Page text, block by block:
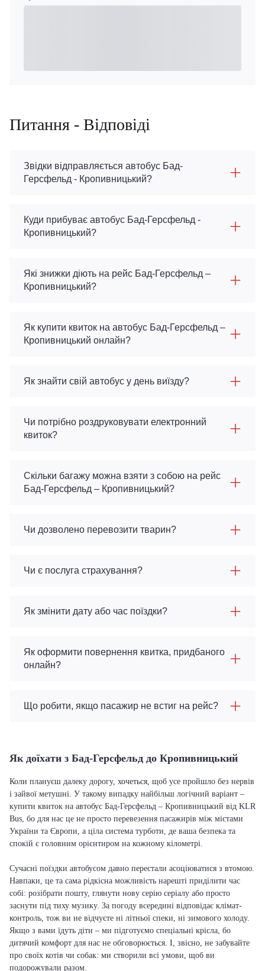
Питання - Відповіді
Звідки відправляється автобус Бад-
Герсфельд - Кропивницький?
Куди прибуває автобус Бад-Герсфельд -
Кропивницький?
Які знижки діють на рейс Бад-Герсфельд –
Кропивницький?
Як купити квиток на автобус Бад-Герсфельд –
Кропивницький онлайн?
Як знайти свій автобус у день виїзду?
Чи потрібно роздруковувати електронний
квиток?
Скільки багажу можна взяти з собою на рейс
Бад-Герсфельд – Кропивницький?
Чи дозволено перевозити тварин?
Чи є послуга страхування?
Як змінити дату або час поїздки?
Як оформити повернення квитка, придбаного
онлайн?
Що робити, якщо пасажир не встиг на рейс?
Як доїхати з Бад-Герсфельд до Кропивницький
Коли плануєш далеку дорогу, хочеться, щоб усе пройшло без нервів
і зайвої метушні. У такому випадку найбільш логічний варіант –
купити квиток на автобус Бад-Герсфельд – Кропивницький від KLR
Bus, бо для нас це не просто перевезення пасажирів між містами
України та Європи, а ціла система турботи, де ваша безпека та
спокій є головним орієнтиром на кожному кілометрі.
Сучасні поїздки автобусом давно перестали асоціюватися з втомою.
Навпаки, це та сама рідкісна можливість нарешті приділити час
собі: розібрати пошту, глянути нову серію серіалу або просто
заснути під тиху музику. За погоду всередині відповідає клімат-
контроль, тож ви не відчуєте ні літньої спеки, ні зимового холоду.
Якщо з вами їдуть діти – ми підготуємо спеціальні крісла, бо
дитячий комфорт для нас не обговорюється. І, звісно, не забувайте
про своїх котів чи собак: ми створили всі умови, щоб ви
подорожували разом.